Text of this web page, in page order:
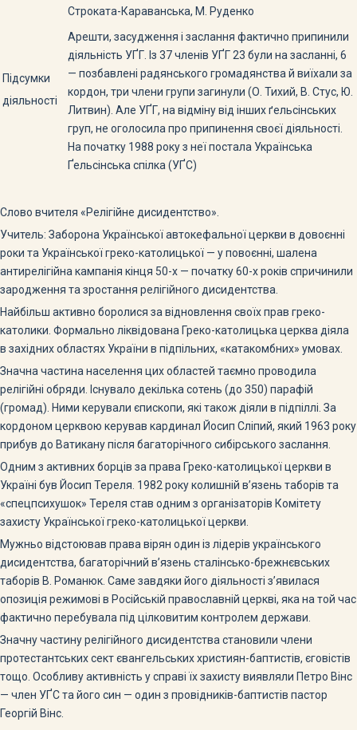
Строката-Караванська, М. Руденко
Підсумки
діяльності
Арешти, засудження і заслання фактично припинили
діяльність УҐГ. Із 37 членів УҐГ 23 були на засланні, 6
— позбавлені радянського громадянства й виїхали за
кордон, три члени групи загинули (О. Тихий, В. Стус, Ю.
Литвин). Але УҐГ, на відміну від інших ґельсінських
груп, не оголосила про припинення своєї діяльності.
На початку 1988 року з неї постала Українська
Ґельсінська спілка (УҐС)
Слово вчителя «Релігійне дисидентство».
Учитель: Заборона Української автокефальної церкви в довоєнні
роки та Української греко-католицької — у повоєнні, шалена
антирелігійна кампанія кінця 50-х — початку 60-х років спричинили
зародження та зростання релігійного дисидентства.
Найбільш активно боролися за відновлення своїх прав греко-
католики. Формально ліквідована Греко-католицька церква діяла
в західних областях України в підпільних, «катакомбних» умовах.
Значна частина населення цих областей таємно проводила
релігійні обряди. Існувало декілька сотень (до 350) парафій
(громад). Ними керували єпископи, які також діяли в підпіллі. За
кордоном церквою керував кардинал Йосип Сліпий, який 1963 року
прибув до Ватикану після багаторічного сибірського заслання.
Одним з активних борців за права Греко-католицької церкви в
Україні був Йосип Тереля. 1982 року колишній в’язень таборів та
«спецпсихушок» Тереля став одним з організаторів Комітету
захисту Української греко-католицької церкви.
Мужньо відстоював права вірян один із лідерів українського
дисидентства, багаторічний в’язень сталінсько-брежнєвських
таборів В. Романюк. Саме завдяки його діяльності з’явилася
опозиція режимові в Російській православній церкві, яка на той час
фактично перебувала під цілковитим контролем держави.
Значну частину релігійного дисидентства становили члени
протестантських сект євангельських християн-баптистів, єговістів
тощо. Особливу активність у справі їх захисту виявляли Петро Вінс
— член УҐС та його син — один з провідників-баптистів пастор
Георгій Вінс.